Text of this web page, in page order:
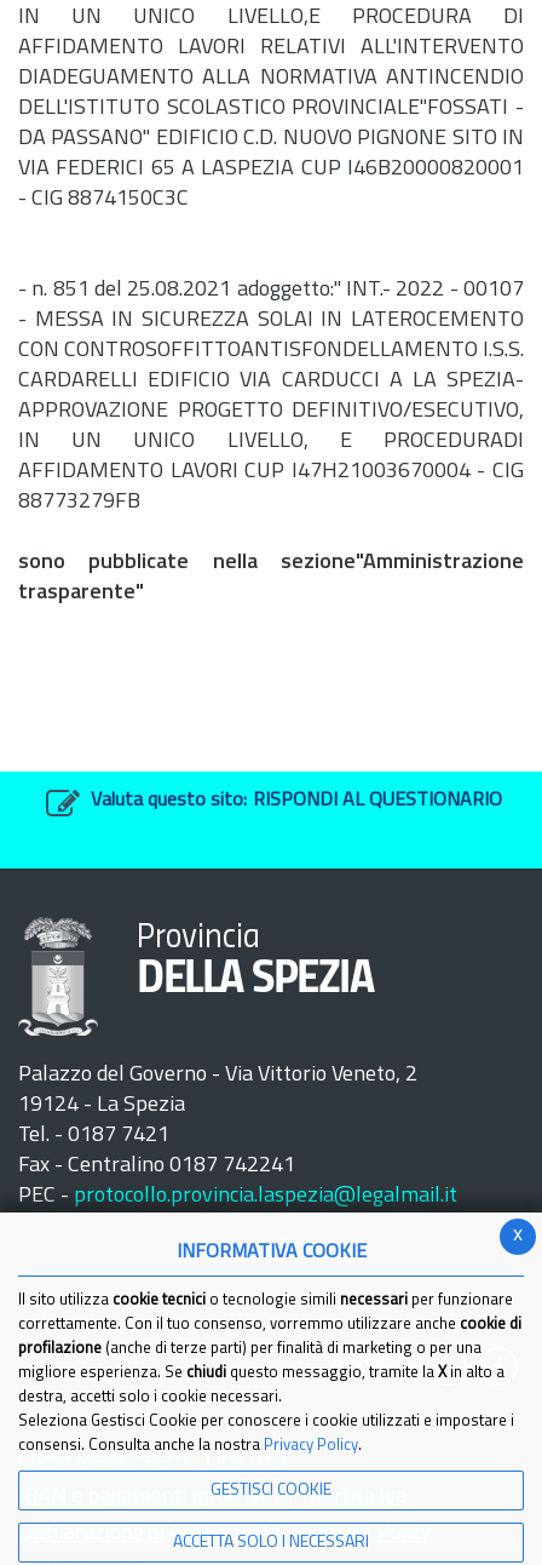
IN UN UNICO LIVELLO,E PROCEDURA DI
AFFIDAMENTO LAVORI RELATIVI ALL'INTERVENTO
DIADEGUAMENTO ALLA NORMATIVA ANTINCENDIO
DELL'ISTITUTO SCOLASTICO PROVINCIALE"FOSSATI -
DA PASSANO" EDIFICIO C.D. NUOVO PIGNONE SITO IN
VIA FEDERICI 65 A LASPEZIA CUP I46B20000820001
- CIG 8874150C3C
- n. 851 del 25.08.2021 adoggetto:" INT.- 2022 - 00107
- MESSA IN SICUREZZA SOLAI IN LATEROCEMENTO
CON CONTROSOFFITTOANTISFONDELLAMENTO I.S.S.
CARDARELLI EDIFICIO VIA CARDUCCI A LA SPEZIA-
APPROVAZIONE PROGETTO DEFINITIVO/ESECUTIVO,
IN UN UNICO LIVELLO, E PROCEDURADI
AFFIDAMENTO LAVORI CUP I47H21003670004 - CIG
88773279FB
sono pubblicate nella sezione"Amministrazione
trasparente"
Valuta questo sito: RISPONDI AL QUESTIONARIO
Provincia
DELLA SPEZIA
Palazzo del Governo - Via Vittorio Veneto, 2
19124 - La Spezia
Tel. - 0187 7421
Fax - Centralino 0187 742241
PEC - protocollo.provincia.laspezia@legalmail.it
Seguici su:
IBAN e pagamenti informatici
Partita Iva
Dichiarazione di Accessibilita'
Cookies Policy
x
INFORMATIVA COOKIE
Il sito utilizza cookie tecnici o tecnologie simili necessari per funzionare
correttamente. Con il tuo consenso, vorremmo utilizzare anche cookie di
profilazione (anche di terze parti) per finalità di marketing o per una
migliore esperienza. Se chiudi questo messaggio, tramite la Xin alto a
destra, accetti solo i cookie necessari.
Seleziona Gestisci Cookie per conoscere i cookie utilizzati e impostare i
consensi. Consulta anche la nostra Privacy Policy.
GESTISCI COOKIE
ACCETTA SOLO I NECESSARI